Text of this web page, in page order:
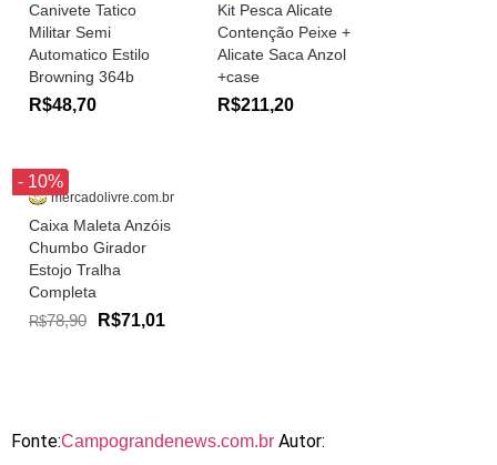
Canivete Tatico
Militar Semi
Automatico Estilo
Browning 364b
R$48,70
Kit Pesca Alicate
Contenção Peixe +
Alicate Saca Anzol
+case
R$211,20
- 10%
mercadolivre.com.br
Caixa Maleta Anzóis
Chumbo Girador
Estojo Tralha
Completa
R$78,90 R$71,01
Fonte:Campograndenews.com.br Autor: